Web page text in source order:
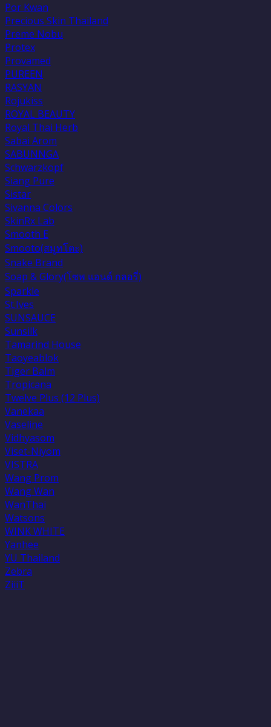
Por Kwan
Precious Skin Thailand
Preme Nobu
Protex
Provamed
PUREEN
RASYAN
Rojukiss
ROYAL BEAUTY
Royal Thai Herb
Sabai Arom
SABUNNGA
Schwarzkopf
Siang Pure
Sistar
Sivanna Colors
SkinRx Lab
Smooth E
Smooto(สมูทโตะ)
Snake Brand
Soap & Glory(โซพ แอนด์ กลอรี่)
Sparkle
St.Ives
SUNSAUCE
Sunsilk
Tamarind House
Taoyeablok
Tiger Balm
Tropicana
Twelve Plus (12 Plus)
Vanekaa
Vaseline
Vidhyasom
Viset-Niyom
VISTRA
Wang Prom
Wang Wan
WanThai
Watsons
WINK WHITE
Yanhee
YU Thailand
Zebra
ZiiiT